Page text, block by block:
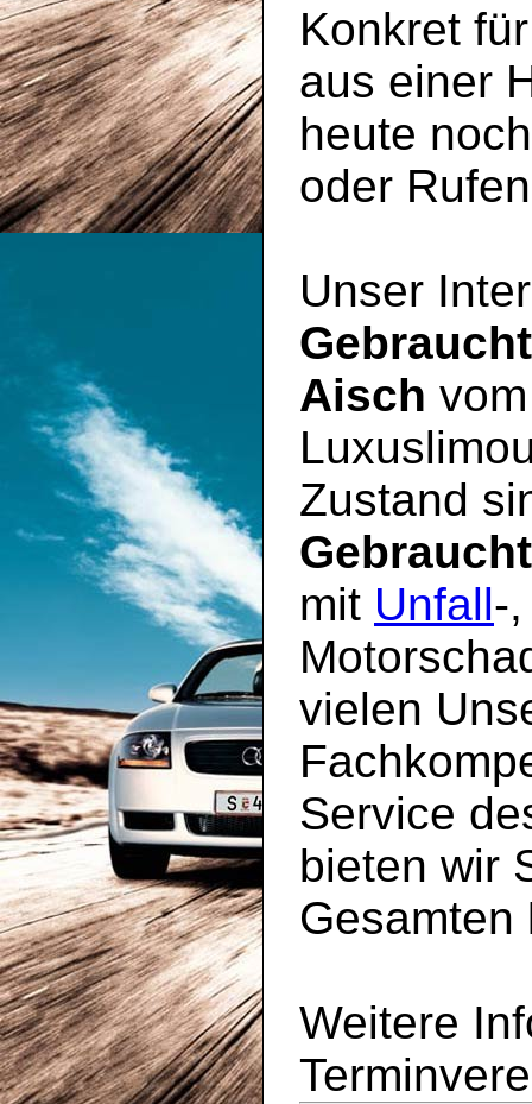
Konkret
aus einer
heute
oder
Unser
Aisch
Zustand
mit Unfall-
vielen
Service
bieten wir
Gesamten
Weitere